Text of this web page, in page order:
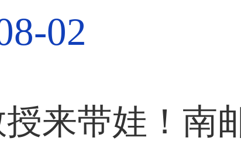
来带娃！南
02